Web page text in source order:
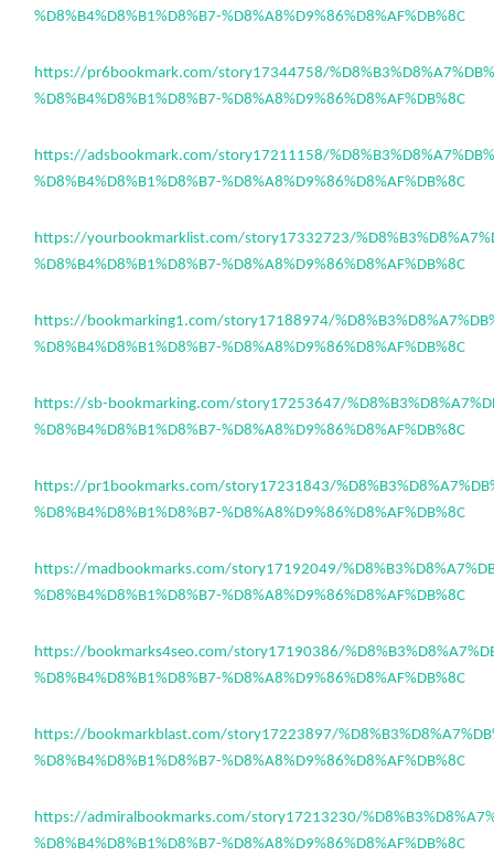
%D8%B4%D8%B1%D8%B7-%D8%A8%D9%86%D8%AF%DB%8C
https://pr6bookmark.com/story17344758/
%D8%B4%D8%B1%D8%B7-%D8%A8%D9%86%D8%AF%DB%8C
https://adsbookmark.com/story17211158/
%D8%B4%D8%B1%D8%B7-%D8%A8%D9%86%D8%AF%DB%8C
https://yourbookmarklist.com/story17332723/
%D8%B4%D8%B1%D8%B7-%D8%A8%D9%86%D8%AF%DB%8C
https://bookmarking1.com/story17188974/
%D8%B4%D8%B1%D8%B7-%D8%A8%D9%86%D8%AF%DB%8C
https://sb-bookmarking.com/story17253647/
%D8%B4%D8%B1%D8%B7-%D8%A8%D9%86%D8%AF%DB%8C
https://pr1bookmarks.com/story17231843/
%D8%B4%D8%B1%D8%B7-%D8%A8%D9%86%D8%AF%DB%8C
https://madbookmarks.com/story17192049/
%D8%B4%D8%B1%D8%B7-%D8%A8%D9%86%D8%AF%DB%8C
https://bookmarks4seo.com/story17190386/
%D8%B4%D8%B1%D8%B7-%D8%A8%D9%86%D8%AF%DB%8C
https://bookmarkblast.com/story17223897/
%D8%B4%D8%B1%D8%B7-%D8%A8%D9%86%D8%AF%DB%8C
https://admiralbookmarks.com/story17213230/
%D8%B4%D8%B1%D8%B7-%D8%A8%D9%86%D8%AF%DB%8C